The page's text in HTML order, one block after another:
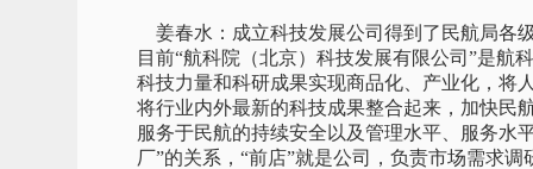
姜春水：成立科技发展公司得到了民航局各
目前“航科院（北京）科技发展有限公司”是航
科技力量和科研成果实现商品化、产业化，将
将行业内外最新的科技成果整合起来，加快民
服务于民航的持续安全以及管理水平、服务水
厂”的关系，“前店”就是公司，负责市场需求